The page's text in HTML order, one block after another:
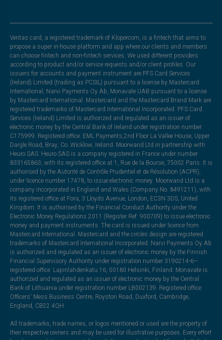
Veritas card, a registered trademark of Klopercom, is a fintech that aims to
propose a super in-house platform and app where our clients and members
can choose fintech and non-fintech services. We used different providers
according to product and/or service requests and/or client profiles. Our
issuers for accounts and payment instrument are PFS Card Services
(Ireland) Limited (trading as PCSIL) pursuant to a license by Mastercard
International, Narvi Payments Oy Ab, Monavate UAB pursuant to a license
by Mastercard International. Mastercard and the Mastercard Brand Mark are
registered trademarks of Mastercard International Incorporated. PFS Card
Services (Ireland) Limited is authorized and regulated as an issuer of
electronic money by the Central Bank of Ireland under registration number
C175999. Registered office: EML Payments,2nd Floor La Vallee House, Upper
Dargle Road, Bray, Co. Wicklow, Ireland. Moorwand Ltd in partnership with
Heuro SAS. Heuro SAS is a company registered in France under number
833165863, with its registered office at 1, Rue de la Bourse, 75002 Paris. It is
authorised by the Autorité de Contrôle Prudentiel et de Résolution (ACPR),
under licence number 17478, to issue electronic money. Moorwand Ltd is a
company incorporated in England and Wales (Company No. 8491211), with
its registered office at Fora, 3 Lloyds Avenue, London, EC3N 3DS, United
Kingdom. It is authorised by the Financial Conduct Authority under the
Electronic Money Regulations 2011 (Register Ref: 900709) to issue electronic
money and payment instruments. The card is issued under licence from
Mastercard International. Mastercard and the circles design are registered
trademarks of Mastercard International Incorporated. Narvi Payments Oy Ab
is authorized and regulated as an issuer of electronic money by the Finnish
Financial Supervisory Authority under registration number 3190214-6—
registered office: Lapinlahdenkatu 16, 00180 Helsinki, Finland. Monavate is
authorized and regulated as an issuer of electronic money by the Central
Bank of Lithuania under registration number LB002139. Registered office:
Officers' Mess Business Centre, Royston Road, Duxford, Cambridge,
England, CB22 4QH.
All trademarks, trade names, or logos mentioned or used are the property of
their respective owners and may be used for illustrative purposes. Every effort